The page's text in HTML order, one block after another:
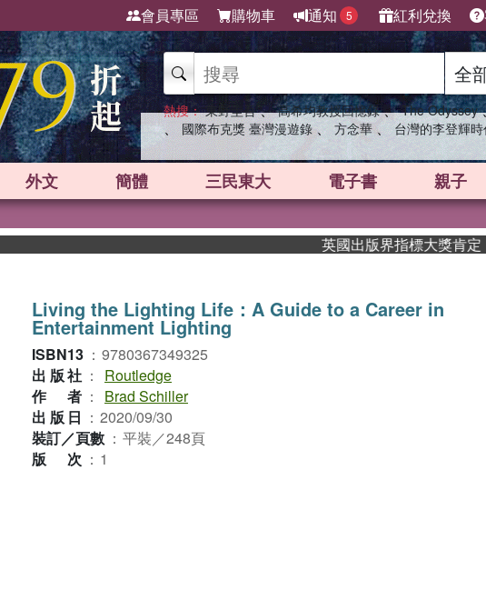
會員專區 購物車 通知 5 紅利兌換
熱搜： 東野圭吾 、 高希均教授回憶錄 、 The Odyssey
、 國際布克獎 臺灣漫遊錄 、 方念華 、 台灣的李登輝
外文 簡體 三民東大 電子書 親子
英國出版界指標大獎肯定！
Living the Lighting Life：A Guide to a Career in
Entertainment Lighting
ISBN13 ： 9780367349325
出版社 ：
Routledge
作者 ：
Brad Schiller
出版日 ： 2020/09/30
裝訂／頁數 ： 平裝／248頁
版次 ： 1